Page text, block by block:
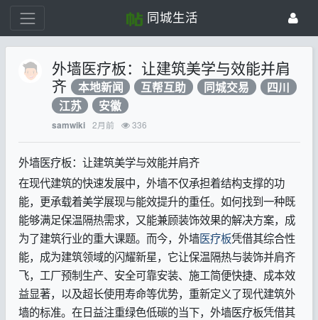
同城生活
外墙医疗板：让建筑美学与效能并肩
齐 本地新闻 互帮互助 同城交易
四川
江苏
安徽
samwiki 2月前 336
外墙医疗板：让建筑美学与效能并肩齐
在现代建筑的快速发展中，外墙不仅承担着结构支撑的功
能，更承载着美学展现与能效提升的重任。如何找到一种既
能够满足保温隔热需求，又能兼顾装饰效果的解决方案，成
为了建筑行业的重大课题。而今，外墙医疗板凭借其综合性
能，成为建筑领域的闪耀新星，它让保温隔热与装饰并肩齐
飞，工厂预制生产、安全可靠安装、施工简便快捷、成本效
益显著，以及超长使用寿命等优势，重新定义了现代建筑外
墙的标准。在日益注重绿色低碳的当下，外墙医疗板凭借其